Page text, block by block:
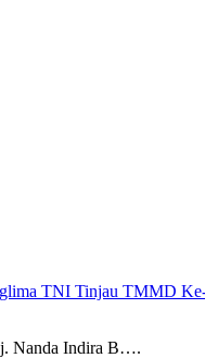
TNI Tinjau TMMD
Nanda Indira B….